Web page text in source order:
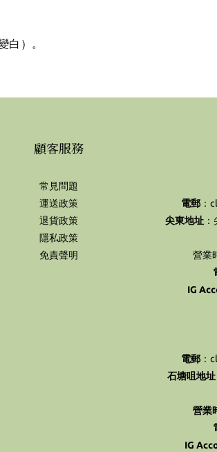
白）。
顧客服務
常見問題
運送政策
退貨政策
隱私政策
免責聲明
電郵：
尖東地址
營業
IG
電郵：
石塘咀地址
營業
IG